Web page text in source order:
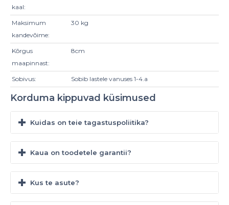
kaal:
Maksimum
kandevõime:
30 kg
Kõrgus
maapinnast:
8cm
Sobivus: Sobib lastele vanuses 1-4.a
Korduma kippuvad küsimused
Kuidas on teie tagastuspoliitika?
Kaua on toodetele garantii?
Kus te asute?